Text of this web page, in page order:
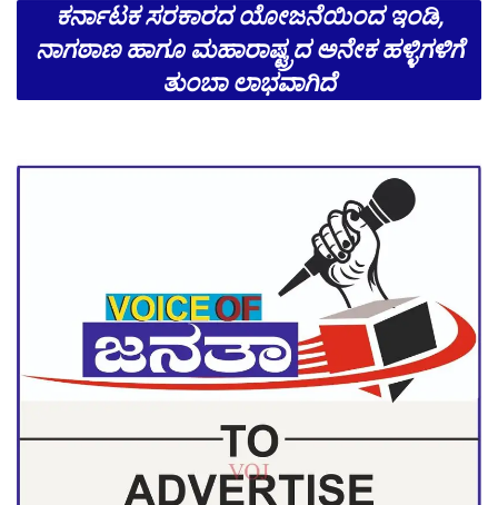
ಕರ್ನಾಟಕ ಸರಕಾರದ ಯೋಜನೆಯಿಂದ ಇಂಡಿ,
ನಾಗಠಾಣ ಹಾಗೂ ಮಹಾರಾಷ್ಟ್ರದ ಅನೇಕ ಹಳ್ಳಿಗಳಿಗೆ
ತುಂಬಾ ಲಾಭವಾಗಿದೆ